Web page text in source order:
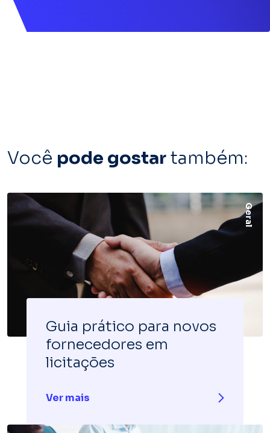
Você pode gostartambém:
Geral
Guia prático para novos
fornecedores em
licitações
Ver mais